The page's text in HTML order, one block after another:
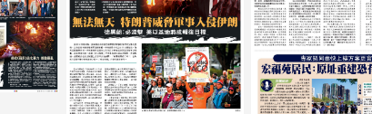
A19：體育
A20：體育
A21：國際